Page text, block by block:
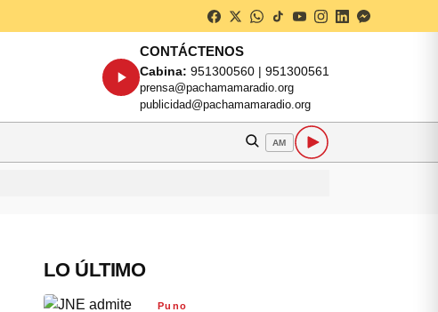
CONTÁCTENOS
Cabina: 951300560 | 951300561
prensa@pachamamaradio.org
publicidad@pachamamaradio.org
AM
LO ÚLTIMO
Puno